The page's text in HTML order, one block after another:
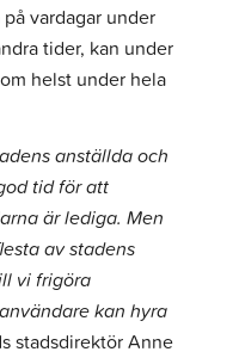
vardagar under
tider, kan under
helst under hela
anställda och
tid för att
är lediga. Men
av stadens
vi frigöra
kan hyra
stadsdirektör Anne